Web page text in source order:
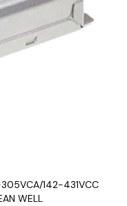
142-431VCC
WELL